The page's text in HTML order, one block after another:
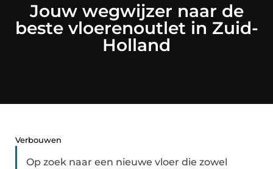
Jouw wegwijzer naar de
beste vloerenoutlet in Zuid-
Holland
Verbouwen
Op zoek naar een nieuwe vloer die zowel